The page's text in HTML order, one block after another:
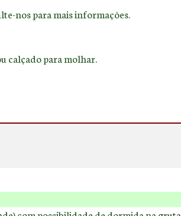
nos para mais informações.
calçado para molhar.